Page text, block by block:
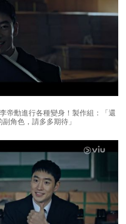
帝勳進行各種變身！製作組：「還
角色，請多多期待」